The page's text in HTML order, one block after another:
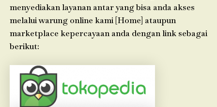
menyediakan layanan antar yang bisa anda akses
melalui warung online kami [Home] ataupun
marketplace kepercayaan anda dengan link sebagai
berikut: